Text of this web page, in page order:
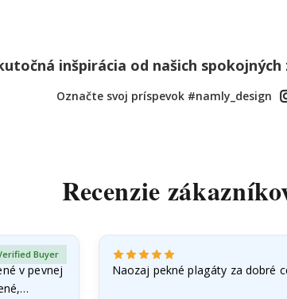
inšpirácia od našich spokojných
Označte svoj príspevok #namly_design
Recenzie
v pevnej
Buyer
Naozaj pekné plagáty za dobré